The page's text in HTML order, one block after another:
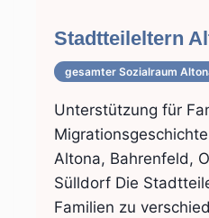
Stadtteileltern
gesamter Sozialraum
Unterstützung für
Altona, Bahrenfeld,
Sülldorf Die
Familien zu